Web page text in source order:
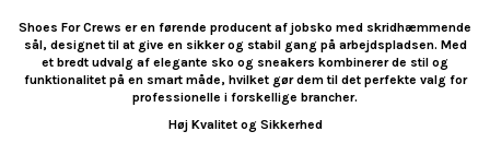
Shoes For Crews er en førende producent af jobsko med skridhæmmende
sål, designet til at give en sikker og stabil gang på arbejdspladsen. Med
et bredt udvalg af elegante sko og sneakers kombinerer de stil og
funktionalitet på en smart måde, hvilket gør dem til det perfekte valg for
professionelle i forskellige brancher.
Høj Kvalitet og Sikkerhed